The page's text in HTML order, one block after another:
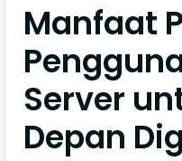
Manfaat
Server
Depan